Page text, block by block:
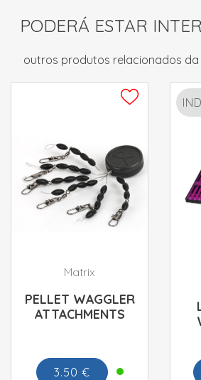
PODERÁ ESTAR
outros produtos relacionados
Matrix
PELLET WAGGLER
ATTACHMENTS
3.50 €